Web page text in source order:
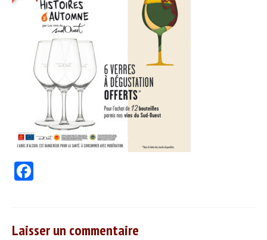
Actualités
PRODUITS
Nos vins
Nos bières & cidres
Autres produits
DÉGUSTER
Laisser un commentaire